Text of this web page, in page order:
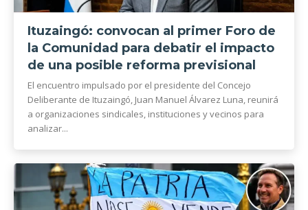
Ituzaingó: convocan al primer Foro de
la Comunidad para debatir el impacto
de una posible reforma previsional
El encuentro impulsado por el presidente del Concejo
Deliberante de Ituzaingó, Juan Manuel Álvarez Luna, reunirá
a organizaciones sindicales, instituciones y vecinos para
analizar...